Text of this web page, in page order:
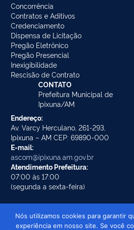
Concorrência
Contratos e Aditivos
Credenciamento
Dispensa de Licitação
Pregão Eletrônico
Pregão Presencial
Inexigibilidade
Rescisão de Contrato
CONTATO
Prefeitura Municipal de
Ipixuna/AM
Endereço:
Av. Varcy Herculano, 261-293,
Ipixuna – AM CEP: 69890-000
E-mail:
ascom@ipixuna.am.gov.br
Atendimento Prefeitura:
07:00 às 17:00
(segunda a sexta-feira)
Nós utilizamos cookies para garantir
experiência em nosso site. Se você